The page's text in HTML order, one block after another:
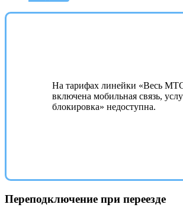
На тарифах линейки «Весь
включена мобильная связь,
блокировка» недоступна.
Переподключение при переезде